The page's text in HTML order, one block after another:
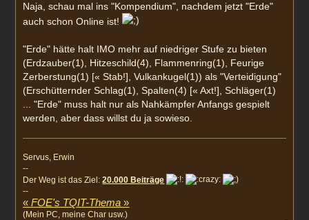
Naja, schau mal ins "Kompendium", nachdem jetzt "Erde"
auch schon Online ist!
"Erde" hätte halt IMO mehr auf niedriger Stufe zu bieten
(Erdzauber(1), Hitzeschild(4), Flammenring(1), Feurige
Zerberstung(1) [« Stab!], Vulkankugel(1)) als "Verteidigung"
(Erschütternder Schlag(1), Spalten(4) [« Axt!], Schläger(1)
... "Erde" muss halt nur als Nahkämpfer Anfangs gespielt
werden, aber dass willst du ja sowieso.
Servus, Erwin
--
Der Weg ist das Ziel:20.000 Beiträge
--
«FOE's TQIT-Thema »
(Mein PC, meine Char usw.)